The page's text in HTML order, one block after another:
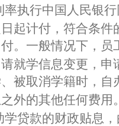
执行中国人民银
起计付，符合条
。一般情况下，
就学信息变更，
被取消学籍时，自
外的其他任何费用。
贷款的财政贴息